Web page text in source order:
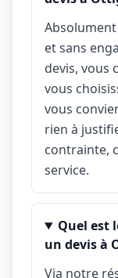
et sans
devis, vous
vous
vous
rien à
contrainte,
service.
Quel est
un devis à
Via notre